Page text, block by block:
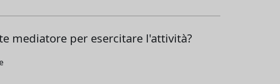
mediatore per esercitare l'attività?